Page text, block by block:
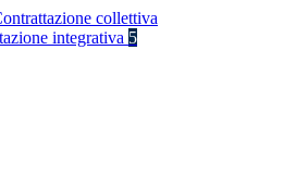
collettiva
integrativa 5